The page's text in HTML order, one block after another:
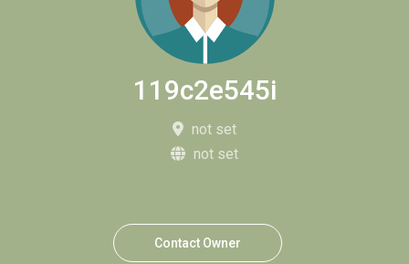
119c2e545i
not set
not set
Contact Owner